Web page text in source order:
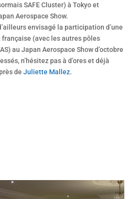
SAFE Cluster) à Tokyo et
Aerospace Show.
envisagé la participation d’une
(avec les autres pôles
au Japan Aerospace Show d’octobre
n’hésitez pas à d’ores et déjà
deJuliette Mallez.